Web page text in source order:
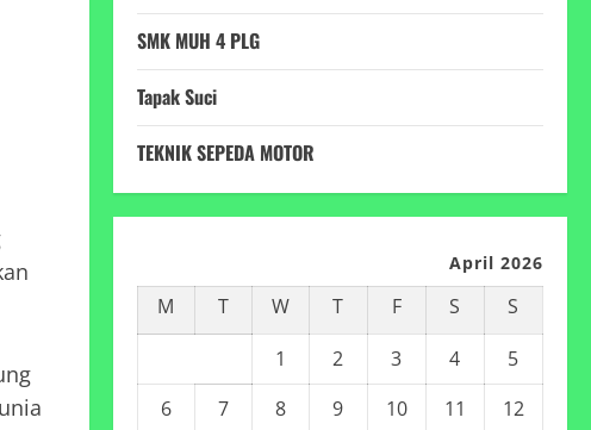
SMK MUH 4 PLG
Tapak Suci
TEKNIK SEPEDA MOTOR
April 2026
M T W T F S
S
1
2 3 4
5
6
7 8 9 10 11 12